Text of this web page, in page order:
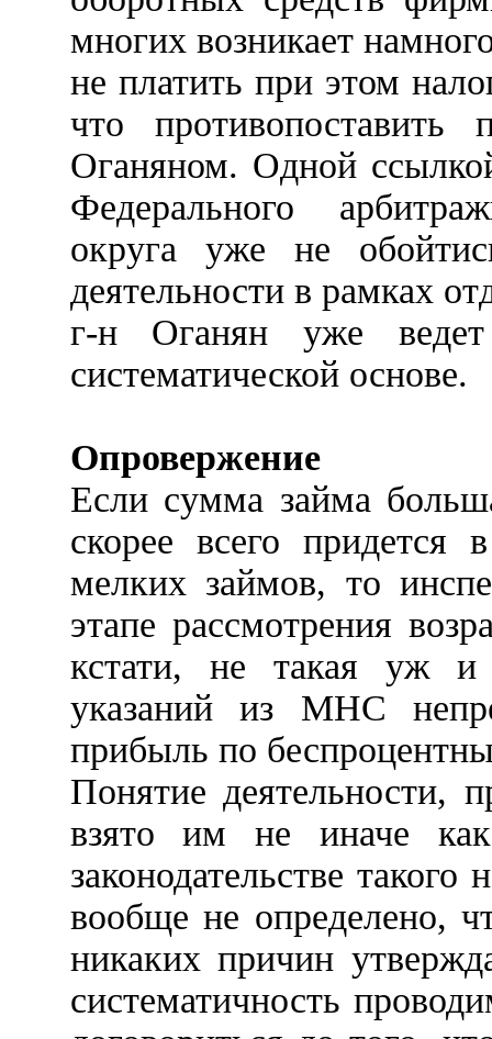
многих возникает
не платить при этом
что противопоставить
Оганяном. Одной
Федерального
округа уже не
деятельности в рамках
г-н Оганян уже
систематической основе.
Опровержение
Если сумма займа
скорее всего придется
мелких займов, то
этапе рассмотрения
кстати, не такая уж и
указаний из МНС
прибыль по
Понятие деятельности,
взято им не иначе
законодательстве
вообще не определено,
никаких причин
систематичность